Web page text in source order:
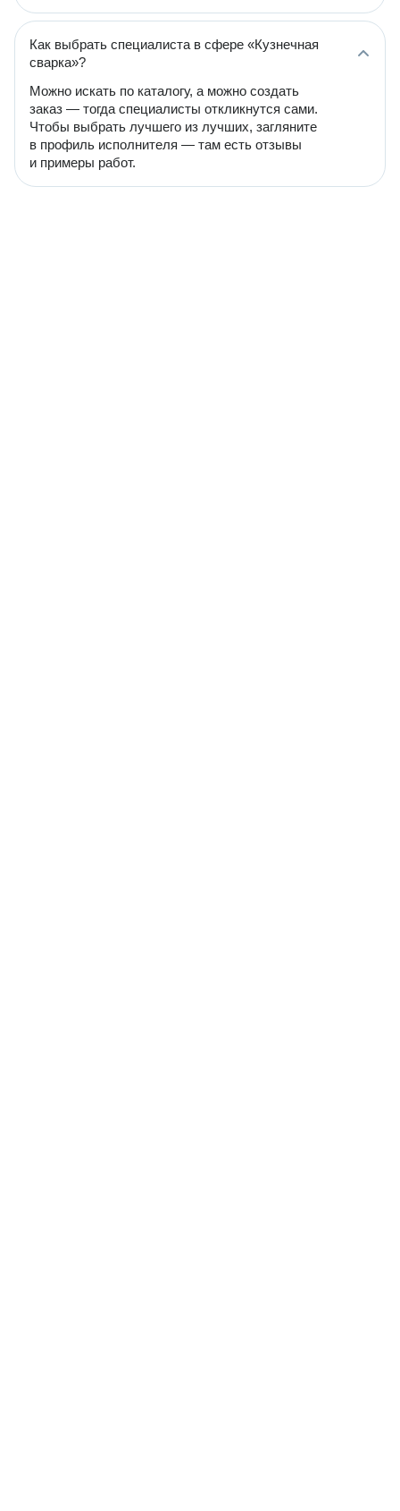
Как выбрать специалиста в сфере «Кузнечная
сварка»?
Можно искать по каталогу, а можно создать
заказ — тогда специалисты откликнутся сами.
Чтобы выбрать лучшего из лучших, загляните
в профиль исполнителя — там есть отзывы
и примеры работ.